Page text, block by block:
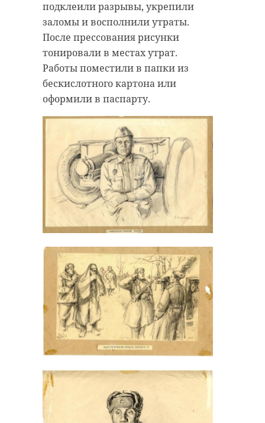
подклеили разрывы, укрепили
заломы и восполнили утраты.
После прессования рисунки
тонировали в местах утрат.
Работы поместили в папки из
бескислотного картона или
оформили в паспарту.